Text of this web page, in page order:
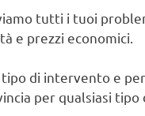
tutti i tuoi
e prezzi economici.
di intervento e
per qualsiasi tipo